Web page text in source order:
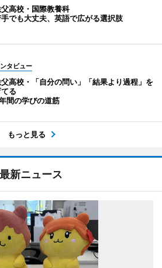
高校・国際教養科
でも大丈夫、英語で広がる選択肢
タビュー
高校・「自分の問い」「結果より過程」を
る
間の学びの道筋
もっと見る
最新ニュース